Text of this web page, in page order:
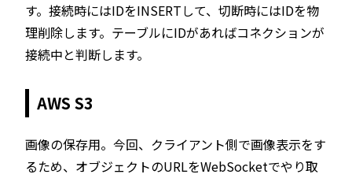
す。接続時にはIDをINSERTして、切断時にはIDを物
理削除します。テーブルにIDがあればコネクションが
接続中と判断します。
AWS S3
画像の保存用。今回、クライアント側で画像表示をす
るため、オブジェクトのURLをWebSocketでやり取